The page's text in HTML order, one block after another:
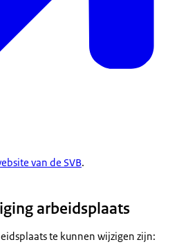
van de SVB.
arbeidsplaats
te kunnen wijzigen zijn: